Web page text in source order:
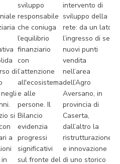
di
si
a
sviluppo
responsabile
che coniuga
l’equilibrio
finanziario
con
l’attenzione
all'ecosistema
e alle
persone. Il
Bilancio
evidenzia
progressi
significativi
sul fronte del
intervento di
sviluppo della
rete: da un lato
l’ingresso di sei
nuovi punti
vendita
nell’area
dell’Agro
Aversano, in
provincia di
Caserta,
dall’altro la
ristrutturazione
e innovazione
di uno storico